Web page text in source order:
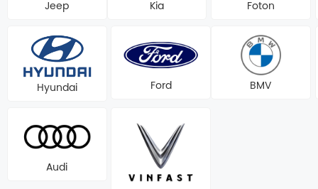
Jeep Kia Foton
Hyundai Ford BMV
Audi